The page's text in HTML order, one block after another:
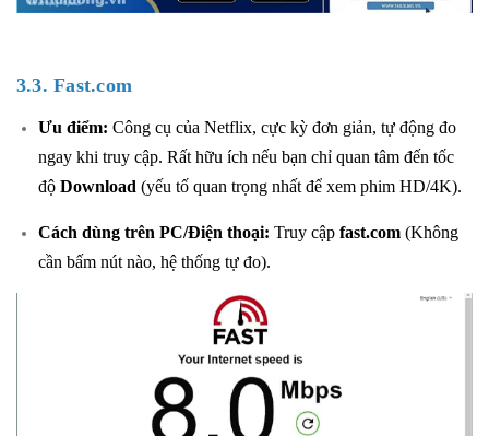
3.3. Fast.com
Ưu điểm: Công cụ của Netflix, cực kỳ đơn giản, tự động đo
ngay khi truy cập. Rất hữu ích nếu bạn chỉ quan tâm đến tốc
độ Download (yếu tố quan trọng nhất để xem phim HD/4K).
Cách dùng trên PC/Điện thoại: Truy cập fast.com (Không
cần bấm nút nào, hệ thống tự đo).